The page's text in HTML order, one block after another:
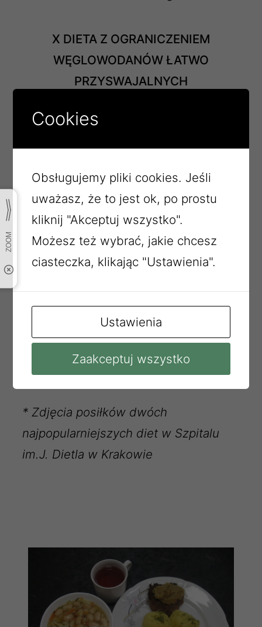
X DIETA Z OGRANICZENIEM
WĘGLOWODANÓW ŁATWO
PRZYSWAJALNYCH
Herbata b/c 250ml
Bułka grahamka 50g
Pasta z twarogu i ogórka świeżego z
koperkiem 70g
Szynka konserwowa 30g
Pomidorki coctailowe 50g
Herbata b/c 250ml
Masło ekstra 10g
Sardynka w oleju 40g
* Zdjęcia posiłków dwóch
najpopularniejszych diet w Szpitalu
im.J. Dietla w Krakowie
Cookies
Obsługujemy pliki cookies. Jeśli
uważasz, że to jest ok, po prostu
kliknij "Akceptuj wszystko".
Możesz też wybrać, jakie chcesz
ciasteczka, klikając "Ustawienia".
Ustawienia
Zaakceptuj wszystko